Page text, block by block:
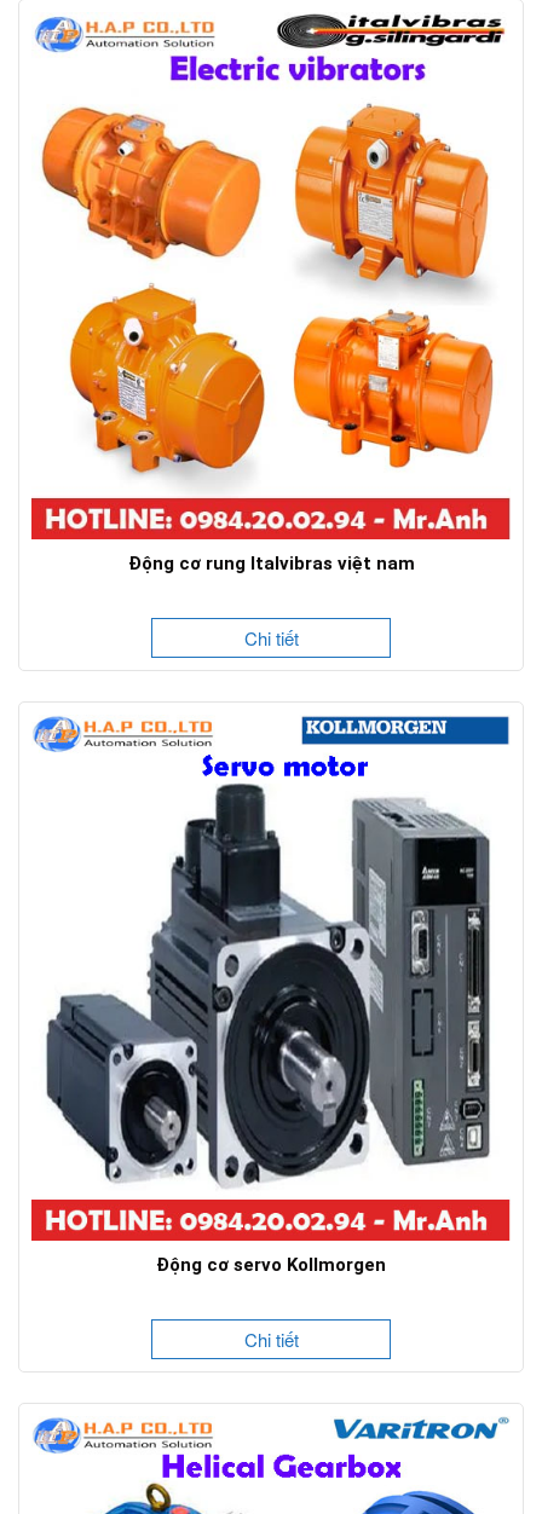
Động cơ rung Italvibras việt nam
Chi tiết
Động cơ servo Kollmorgen
Chi tiết